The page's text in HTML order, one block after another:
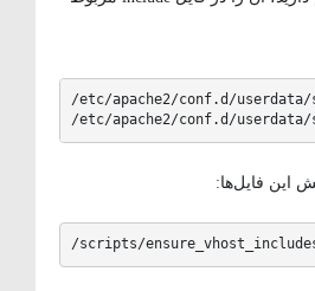
/etc/apache2/conf.d/
/etc/apache2/conf.d/
فایل‌ها:
/scripts/